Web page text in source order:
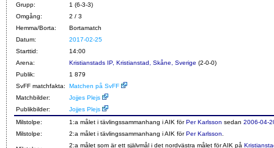
Grupp:
1 (6-3-3)
Omgång:
2 / 3
Hemma/Borta:
Bortamatch
Datum:
2017-02-25
Starttid:
14:00
Arena:
Kristianstads IP, Kristianstad, Skåne, Sverige (2-0-0)
Publik:
1 879
SvFF matchfakta:
Matchen på SvFF
Matchbilder:
Jojjes Plejs
Publikbilder:
Jojjes Plejs
Milstolpe:
1:a målet i tävlingssammanhang i AIK förPer Karlsson sedan 2006-04-
Milstolpe:
2:a målet i tävlingssammanhang i AIK förPer Karlsson
2:a målet som är ett självmål i det nordvästra målet för AIK på